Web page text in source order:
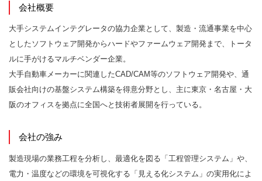
会社概要
大手システムインテグレータの協力企業として、製造・流通事業を中心
としたソフトウェア開発からハードやファームウェア開発まで、トータ
ルに手がけるマルチベンダー企業。
大手自動車メーカーに関連したCAD/CAM等のソフトウェア開発や、通
販会社向けの基盤システム構築を得意分野とし、主に東京・名古屋・大
阪のオフィスを拠点に全国へと技術者展開を行っている。
会社の強み
製造現場の業務工程を分析し、最適化を図る「工程管理システム」や、
電力・温度などの環境を可視化する「見える化システム」の実用化によ